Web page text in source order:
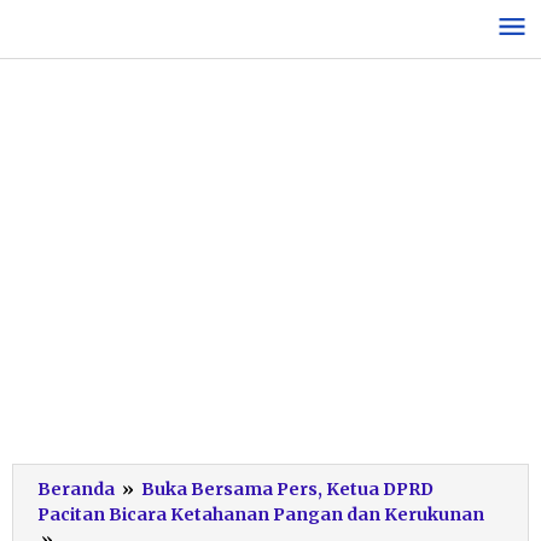
konten
Beranda » Buka Bersama Pers, Ketua DPRD
Pacitan Bicara Ketahanan Pangan dan Kerukunan